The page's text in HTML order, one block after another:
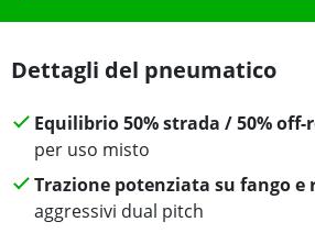
Dettagli del pneumatico
Equilibrio 50% strada / 50% off-
per uso misto
Trazione potenziata su fango e
aggressivi dual pitch